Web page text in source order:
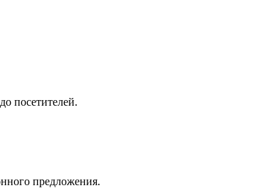
посетителей.
предложения.